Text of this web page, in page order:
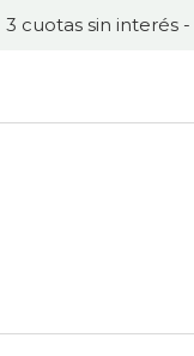
3 cuotas sin interés